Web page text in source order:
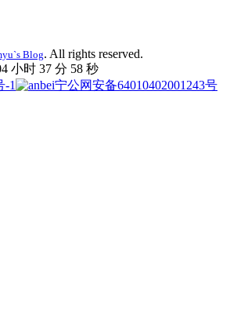
Blog. All rights reserved.
小时 37 分 59 秒
-1
宁公网安备64010402001243号